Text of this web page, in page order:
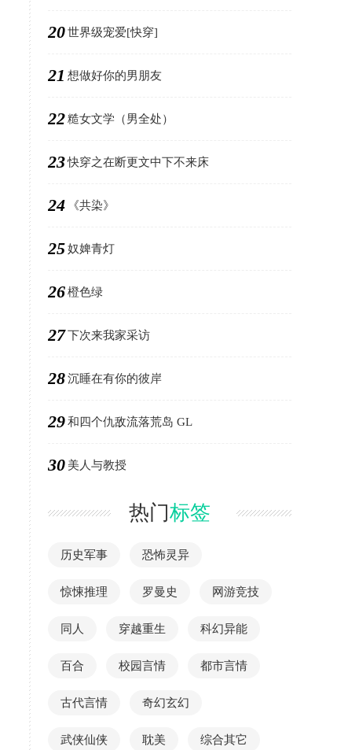
20世界级宠爱[快穿]
21 想做好你的男朋友
22糙女文学（男全处）
23快穿之在断更文中下不来床
24 《共染》
25奴婢青灯
26橙色绿
27下次来我家采访
28沉睡在有你的彼岸
29和四个仇敌流落荒岛 GL
30 美人与教授
热门标签
历史军事 恐怖灵异
惊悚推理 罗曼史 网游竞技
同人 穿越重生 科幻异能
百合 校园言情 都市言情
古代言情 奇幻玄幻
武侠仙侠 耽美 综合其它